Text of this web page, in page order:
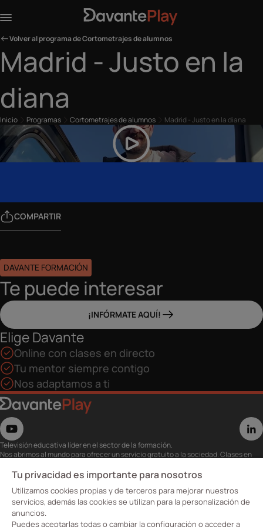
Volver al programa de Cortometrajes de alumnos
Madrid - Justo en la
diana
Inicio Programas Cortometrajes de alumnos Madrid - Justo en la diana
COMPARTIR
DAVANTE FORMACIÓN
Te puede interesar
¡INFÓRMATE AQUÍ!
Elige Davante
Online con clases en directo
Tu mentor siempre contigo
Nos adaptamos a ti
Televisión educativa líder en el sector de la formación.
Nos abrimos al mundo para ofrecer un servicio gratuito a la sociedad. Clases en
eventos, masterclass y recursos para estudiantes…
Utiliza esta plataforma para tu formación ya seas opositor o estés formándote
para conseguir o mejorar tu empleo.
Te invitamos a conocer nuestro contenido a la carta para ver cuándo y dónde
quieras.
Davante Play. #FormaciónEnAbierto
Tu privacidad es importante para nosotros
Utilizamos cookies propias y de terceros para mejorar nuestros
servicios, además las cookies se utilizan para la personalización de
anuncios.
Puedes aceptarlas todas o cambiar la configuración o acceder a